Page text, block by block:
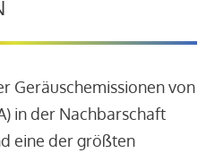
Geräuschemissionen von
in der Nachbarschaft
eine der größten